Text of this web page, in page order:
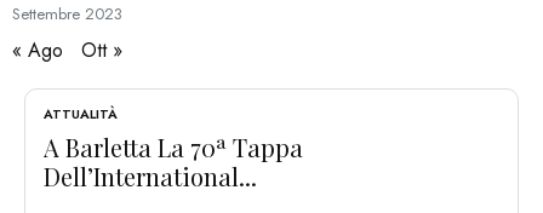
Settembre 2023
« Ago Ott »
ATTUALITÀ
A Barletta La 70ª Tappa
Dell’International...